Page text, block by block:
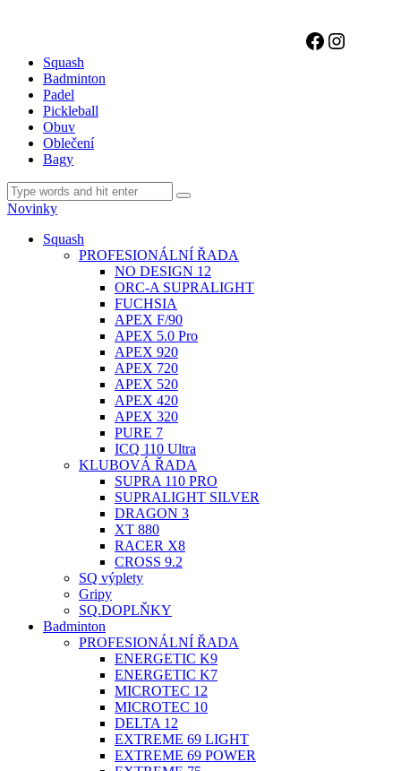
Squash
Badminton
Padel
Pickleball
Obuv
Oblečení
Bagy
Novinky
Facebook
Squash
PROFESIONÁLNÍ ŘADA
NO DESIGN 12
ORC-A SUPRALIGHT
FUCHSIA
APEX F/90
APEX 5.0 Pro
APEX 920
APEX 720
APEX 520
APEX 420
APEX 320
PURE 7
ICQ 110 Ultra
KLUBOVÁ ŘADA
SUPRA 110 PRO
SUPRALIGHT SILVER
DRAGON 3
XT 880
RACER X8
CROSS 9.2
SQ výplety
Gripy
SQ.DOPLŇKY
Badminton
PROFESIONÁLNÍ ŘADA
ENERGETIC K9
ENERGETIC K7
MICROTEC 12
MICROTEC 10
DELTA 12
EXTREME 69 LIGHT
EXTREME 69 POWER